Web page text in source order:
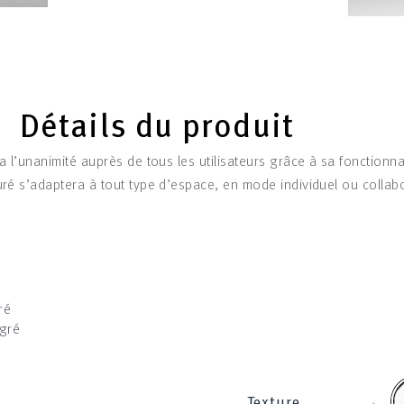
Détails du produit
l’unanimité auprès de tous les utilisateurs grâce à sa
s’adaptera à tout type d’espace, en mode individuel ou